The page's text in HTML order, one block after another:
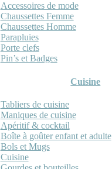
Accessoires de mode
Chaussettes Femme
Chaussettes Homme
Parapluies
Porte clefs
Pin’s et Badges
Cuisine
Tabliers de cuisine
Maniques de cuisine
Apéritif & cocktail
Boîte à goûter enfant et adulte
Bols et Mugs
Cuisine